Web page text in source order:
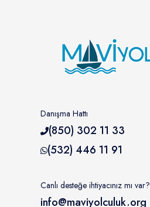
Danışma Hattı
(850) 302 11 33
(532) 446 11 91
Canlı desteğe ihtiyacınız mı var?
info@maviyolculuk.org